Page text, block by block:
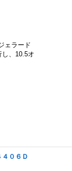
ェラード
、10.5オ
０６Ｄ